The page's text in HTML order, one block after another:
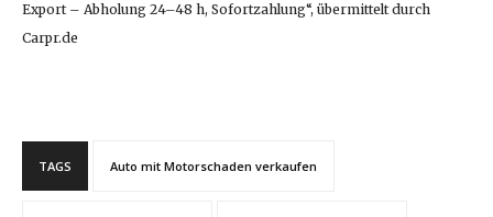
Export – Abholung 24–48 h, Sofortzahlung“, übermittelt durch
Carpr.de
TAGS Auto mit Motorschaden verkaufen